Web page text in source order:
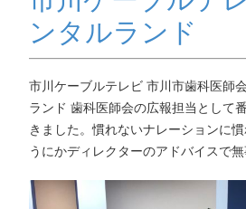
ンタルランド
市川ケーブルテレビ 市川市歯科医師
ランド 歯科医師会の広報担当として
きました。慣れないナレーションに
うにかディレクターのアドバイスで無